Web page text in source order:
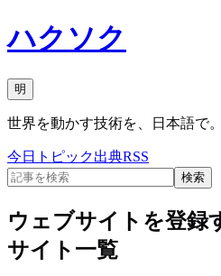
ハクソク
明
世界を動かす技術を、日本語で。
今日 トピック出典RSS
検索
ウェブサイトを登録
サイト一覧